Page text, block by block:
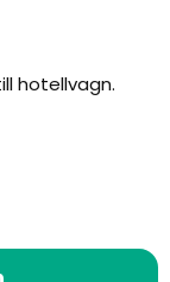
hotellvagn.